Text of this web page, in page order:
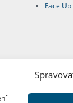
Face